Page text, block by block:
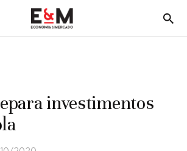
5
investimentos